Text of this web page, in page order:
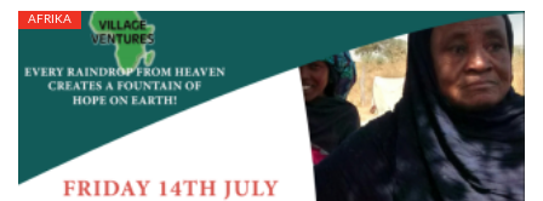
KÖZEL-KELET
AUSZTRÁLIA
AFRIKA